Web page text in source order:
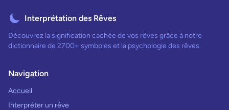
Interprétation des Rêves
Découvrez la signification cachée de vos rêves grâce à notre
dictionnaire de 2700+ symboles et la psychologie des rêves.
Navigation
Accueil
Interpréter un rêve